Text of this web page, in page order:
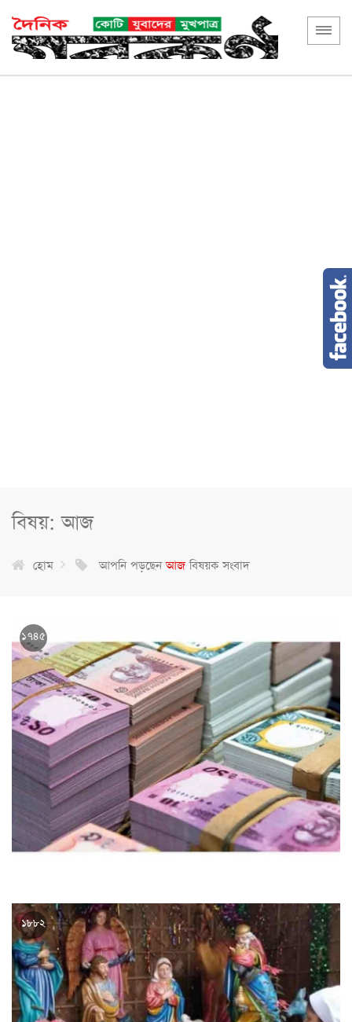
বিষয়: আজ
হোম আপনি পড়ছেনআজবিষয়ক সংবাদ
১৭৪৫
আজ থেকে মিলবে নতুন নোট, পাওয়া যাবে ব্যাংকের যেসব শাখায়
১৮৮২